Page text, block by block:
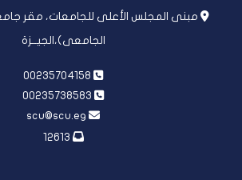
مبنى المجلس الأعلى للجامعات، مقر
الجامعى)،الجيــزة